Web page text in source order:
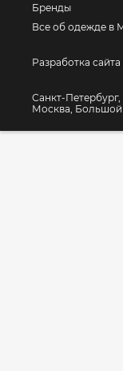
Бренды
Все об одежде в
Разработка сайта
Санкт-Петербург,
Москва, Большой